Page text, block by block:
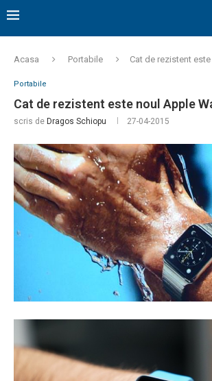
Acasa Portabile Cat de rezistent
Portabile
Cat de rezistent este noul Apple
scris de Dragos Schiopu 27-04-2015